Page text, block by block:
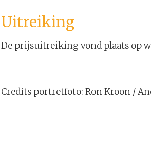
Uitreiking
De prijsuitreiking vond plaats op
Credits portretfoto: Ron Kroon /